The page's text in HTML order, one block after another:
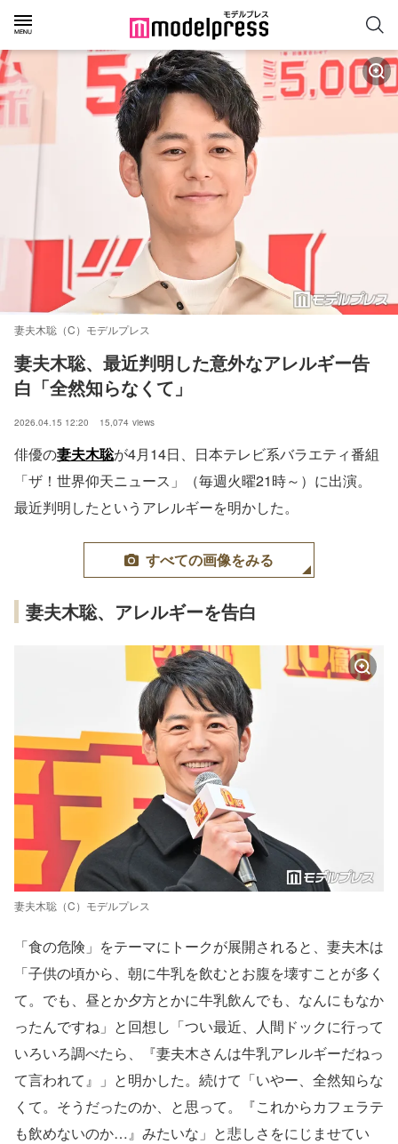
妻夫木聡（C）モデルプレス
妻夫木聡、最近判明した意外なアレルギー告
白「全然知らなくて」
2026.04.15 12:20 15,074 views
俳優の妻夫木聡が4月14日、日本テレビ系バラエティ番組
「ザ！世界仰天ニュース」（毎週火曜21時～）に出演。
最近判明したというアレルギーを明かした。
すべての画像をみる
妻夫木聡、アレルギーを告白
妻夫木聡（C）モデルプレス
「食の危険」をテーマにトークが展開されると、妻夫木は
「子供の頃から、朝に牛乳を飲むとお腹を壊すことが多く
て。でも、昼とか夕方とかに牛乳飲んでも、なんにもなか
ったんですね」と回想し「つい最近、人間ドックに行って
いろいろ調べたら、『妻夫木さんは牛乳アレルギーだねっ
て言われて』」と明かした。続けて「いやー、全然知らな
くて。そうだったのか、と思って。『これからカフェラテ
も飲めないのか…』みたいな」と悲しさをにじませてい